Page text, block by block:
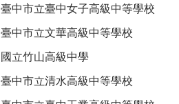
臺中市立臺中女子高級中等學校
臺中市立文華高級中等學校
國立竹山高級中學
臺中市立清水高級中等學校